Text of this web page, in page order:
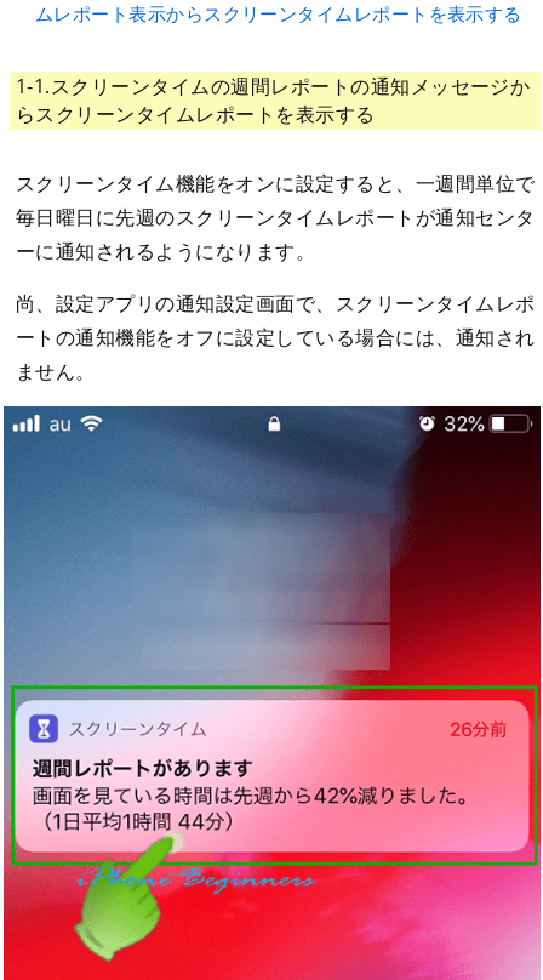
ムレポート表示からスクリーンタイムレポートを表示する
1-1.スクリーンタイムの週間レポートの通知メッセージか
らスクリーンタイムレポートを表示する
スクリーンタイム機能をオンに設定すると、一週間単位で
毎日曜日に先週のスクリーンタイムレポートが通知センタ
ーに通知されるようになります。
尚、設定アプリの通知設定画面で、スクリーンタイムレポ
ートの通知機能をオフに設定している場合には、通知され
ません。